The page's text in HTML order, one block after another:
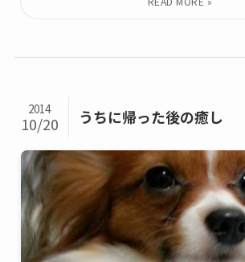
うちに帰った後の癒し
2014
10/20